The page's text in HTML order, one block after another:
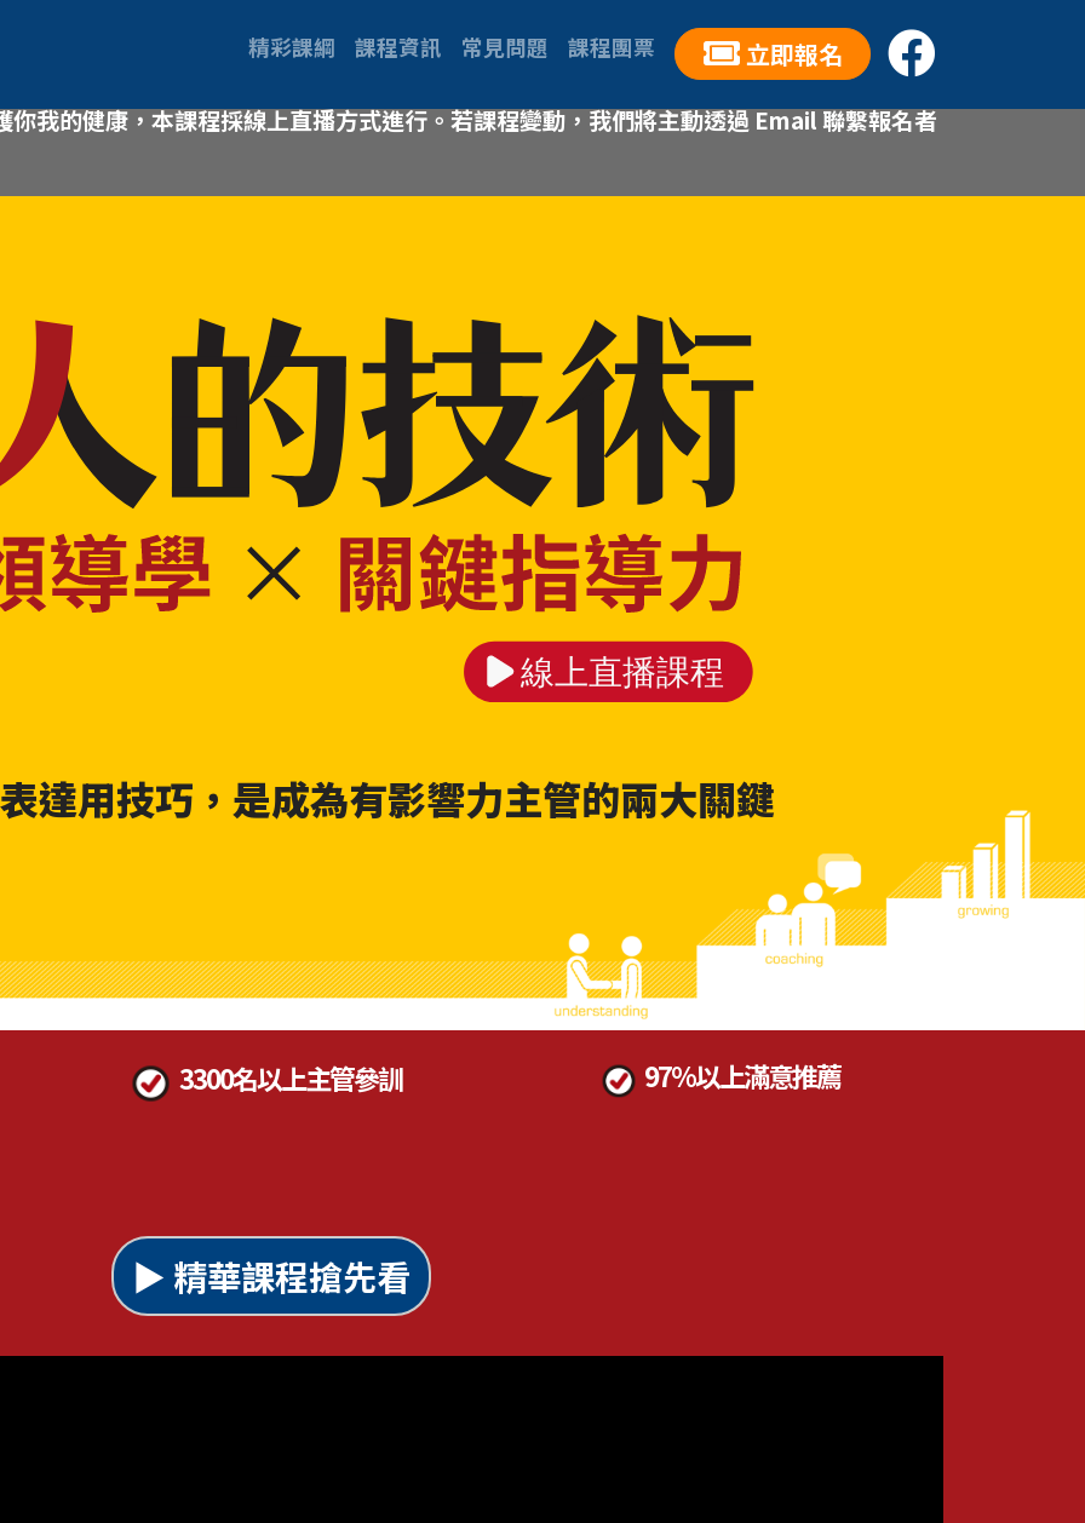
精彩課綱 課程資訊 常見問題 課程團票 立即報名
我的健康，本課程採線上直播方式進行。若課程變動，我們將主動透過 Email 聯繫報名者
達用技巧，是成為有影響力主管的兩大關鍵
3300名以上主管參訓 97%以上滿意推薦
▶ 精華課程搶先看